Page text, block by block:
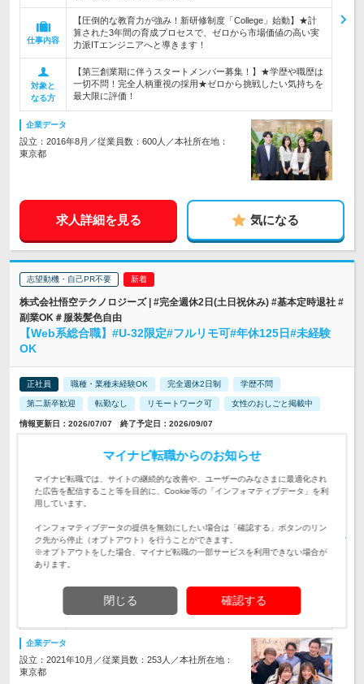
仕事内容
【圧倒的な教育力が強み！新研修制度「College」始動】★計
算された3年間の育成プロセスで、ゼロから市場価値の高い実
力派ITエンジニアへと導きます！
対象と
なる方
【第三創業期に伴うスタートメンバー募集！】★学歴や職歴は
一切不問！完全人柄重視の採用★ゼロから挑戦したい気持ちを
最大限に評価！
企業データ
設立：2016年8月／従業員数：600人／本社所在地：
東京都
求人詳細を見る 気になる
志望動機・自己PR不要
株式会社悟空テクノロジーズ | #完全週休2日(土日祝休み) #基本定時退社 #
副業OK＃服装髪色自由
【Web系総合職】#U-32限定#フルリモ可#年休125日#未経験
OK
正社員 職種・業種未経験OK 完全週休2日制 学歴不問
第二新卒歓迎 転勤なし リモートワーク可 女性のおしごと掲載中
情報更新日：2026/07/07 終了予定日：2026/09/07
★はじめての一人暮らし・上京も応援！（上京支援あり） ★
転勤なし ★UIターン歓迎 ★東京／神奈川…
給与
月給25万円～60万円＋各種手当（資格1種類につき、毎月3,000
円～1万5000円以上の手当を支給）＋賞与 ※…
仕事内容
【1～2ヵ月の研修で安心Start♪】PC操作の基本から学べる！→
希望や適性に合ったプロジェクトで活躍♪配属後も手厚いフォ
【 U32→育成枠採用 】◎未経験歓迎／第二新卒OK／学歴不問
「スキルをつけたい」「IT業界に挑戦したい」「同期がいると
心強い」…そんな方にマッチ♪
企業データ
設立：2021年10月／従業員数：253人／本社所在地：
東京都
マイナビ転職からのお知らせ
マイナビ転職では、サイトの継続的な改善や、ユーザーのみなさまに最適化され
た広告を配信すること等を目的に、Cookie等の「インフォマティブデータ」を利
用しています。
インフォマティブデータの提供を無効にしたい場合は「確認する」ボタンのリン
ク先から停止（オプトアウト）を行うことができます。
※オプトアウトをした場合、マイナビ転職の一部サービスを利用できない場合が
あります。
閉じる 確認する